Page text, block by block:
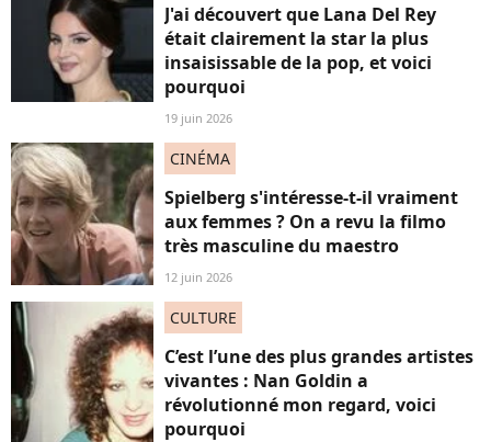
J'ai découvert que Lana Del Rey
était clairement la star la plus
insaisissable de la pop, et voici
pourquoi
19 juin 2026
CINÉMA
Spielberg s'intéresse-t-il vraiment
aux femmes ? On a revu la filmo
très masculine du maestro
12 juin 2026
CULTURE
C’est l’une des plus grandes artistes
vivantes : Nan Goldin a
révolutionné mon regard, voici
pourquoi